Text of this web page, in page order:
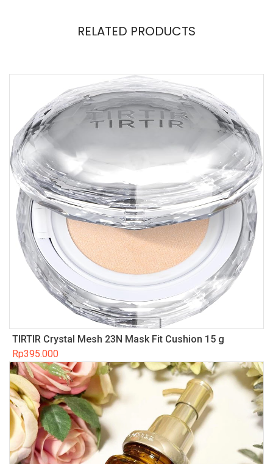
RELATED PRODUCTS
TIRTIR Crystal Mesh 23N Mask Fit Cushion 15 g
Rp395.000